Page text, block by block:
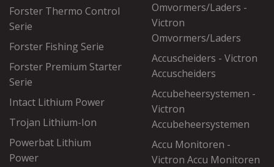
Forster Thermo Control
Serie
Forster Fishing Serie
Forster Premium Starter
Serie
Intact Lithium Power
Trojan Lithium-Ion
Powerbat Lithium
Power
Omvormers/Laders -
Victron
Omvormers/Laders
Accuscheiders - Victron
Accuscheiders
Accubeheersystemen -
Victron
Accubeheersystemen
Accu Monitoren -
Victron Accu Monitoren